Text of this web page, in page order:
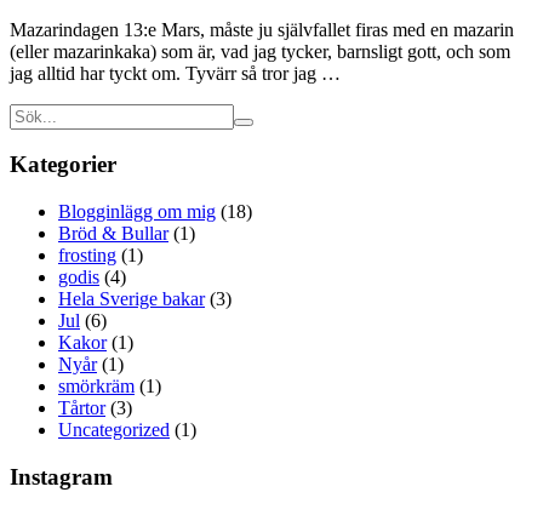
Mazarindagen 13:e Mars, måste ju självfallet firas med en mazarin
(eller mazarinkaka) som är, vad jag tycker, barnsligt gott, och som
jag alltid har tyckt om. Tyvärr så tror jag …
Kategorier
Blogginlägg om mig (18)
Bröd & Bullar(1)
frosting (1)
godis (4)
Hela Sverige bakar(3)
Jul (6)
Kakor(1)
Nyår(1)
smörkräm (1)
Tårtor(3)
Uncategorized (1)
Instagram